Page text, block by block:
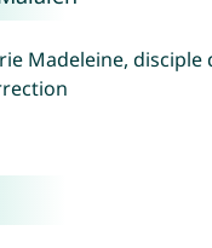
Madeleine, disciple